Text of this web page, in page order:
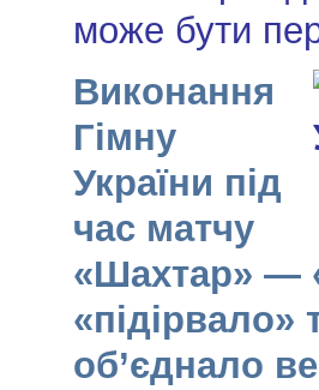
може бути
Виконання
Гімну
України під
час матчу
«Шахтар» —
«підірвало»
об’єднало